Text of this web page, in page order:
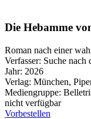
Die Hebamme
Roman nach einer
Verfasser: Suche nach
Jahr: 2026
Verlag: München,
Mediengruppe:
nicht verfügbar
Vorbestellen